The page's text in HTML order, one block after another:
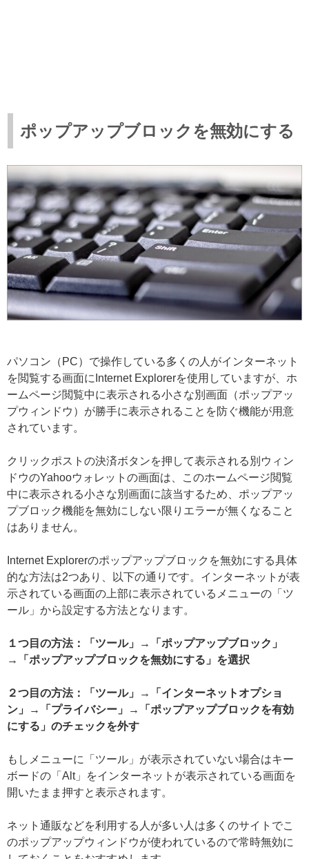
ポップアップブロックを無効にする
パソコン（PC）で操作している多くの人がインターネット
を閲覧する画面にInternet Explorerを使用していますが、ホ
ームページ閲覧中に表示される小さな別画面（ポップアッ
プウィンドウ）が勝手に表示されることを防ぐ機能が用意
されています。
クリックポストの決済ボタンを押して表示される別ウィン
ドウのYahooウォレットの画面は、このホームページ閲覧
中に表示される小さな別画面に該当するため、ポップアッ
プブロック機能を無効にしない限りエラーが無くなること
はありません。
Internet Explorerのポップアップブロックを無効にする具体
的な方法は2つあり、以下の通りです。インターネットが表
示されている画面の上部に表示されているメニューの「ツ
ール」から設定する方法となります。
１つ目の方法：「ツール」→「ポップアップブロック」
→「ポップアップブロックを無効にする」を選択
２つ目の方法：「ツール」→「インターネットオプショ
ン」→「プライバシー」→「ポップアップブロックを有効
にする」のチェックを外す
もしメニューに「ツール」が表示されていない場合はキー
ボードの「Alt」をインターネットが表示されている画面を
開いたまま押すと表示されます。
ネット通販などを利用する人が多い人は多くのサイトでこ
のポップアップウィンドウが使われているので常時無効に